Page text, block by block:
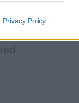
Privacy Policy